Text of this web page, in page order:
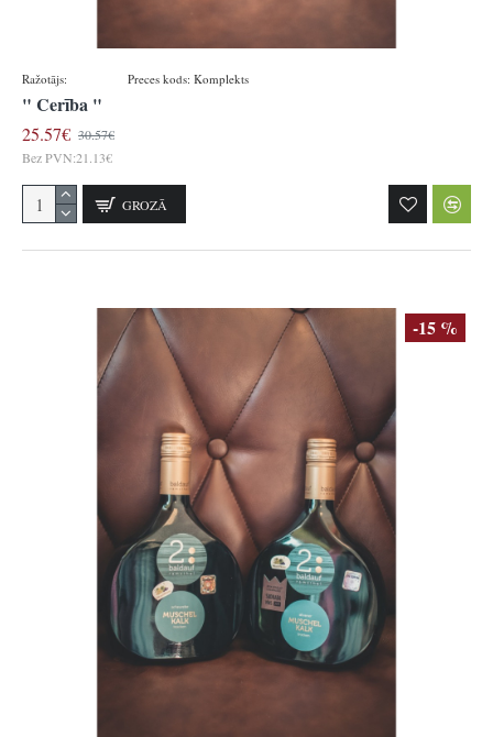
Ražotājs: Preces kods: Komplekts
" Cerība "
25.57€ 30.57€
Bez PVN:21.13€
GROZĀ
-15 %